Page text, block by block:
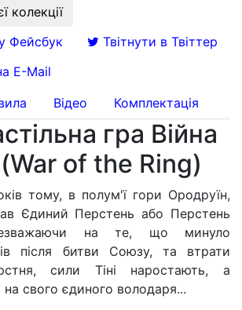
колекції
Фейсбук
Твітнути в Твіттер
E-Mail
Відео Комплектація
гра Війна
of the Ring)
тому, в полум'ї гори Ородруїн,
Єдиний Перстень або Перстень
на те, що минуло
після битви Союзу, та втрати
сили Тіні наростають, а
свого єдиного володаря...